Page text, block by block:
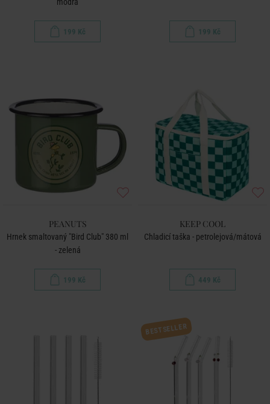
199 Kč 199 Kč
PEANUTS
Hrnek smaltovaný "Bird Club" 380 ml
- zelená
199 Kč
KEEP COOL
Chladicí taška - petrolejová/mátová
449 Kč
BESTSELLER